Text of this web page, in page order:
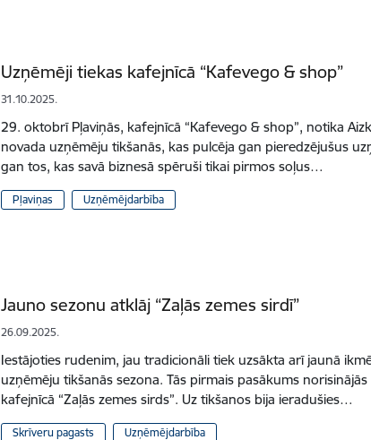
Uzņēmēji tiekas kafejnīcā “Kafevego & shop”
31.10.2025.
29. oktobrī Pļaviņās, kafejnīcā “Kafevego & shop”, notika
novada uzņēmēju tikšanās, kas pulcēja gan pieredzējušus
gan tos, kas savā biznesā spēruši tikai pirmos soļus…
Pļaviņas Uzņēmējdarbība
Jauno sezonu atklāj “Zaļās zemes sirdī”
26.09.2025.
Iestājoties rudenim, jau tradicionāli tiek uzsākta arī jaunā
uzņēmēju tikšanās sezona. Tās pirmais pasākums norisinājās
kafejnīcā “Zaļās zemes sirds”. Uz tikšanos bija ieradušies…
Skrīveru pagasts Uzņēmējdarbība